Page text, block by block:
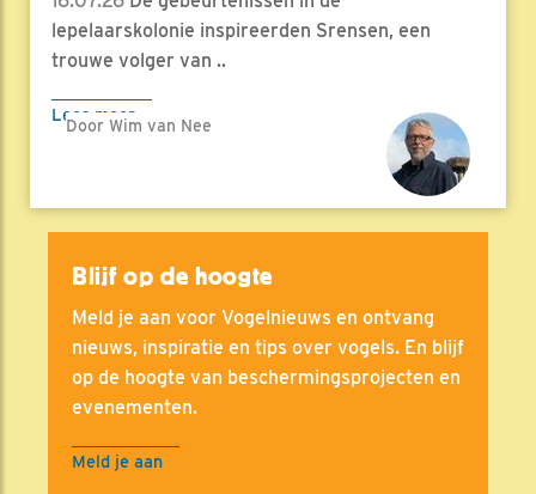
lepelaarskolonie inspireerden Srensen, een
trouwe volger van ..
Lees meer
Door Wim van Nee
Blijf op de hoogte
Meld je aan voor Vogelnieuws en ontvang
nieuws, inspiratie en tips over vogels. En blijf
op de hoogte van beschermingsprojecten en
evenementen.
Meld je aan